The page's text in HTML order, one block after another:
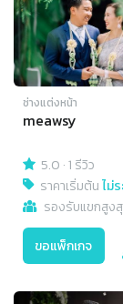
ช่างแต่งหน้า
meawsy
5.0 ·1 รีวิว
ราคาเริ่มต้นไม่
รองรับแขกสูง
ขอแพ็กเกจ